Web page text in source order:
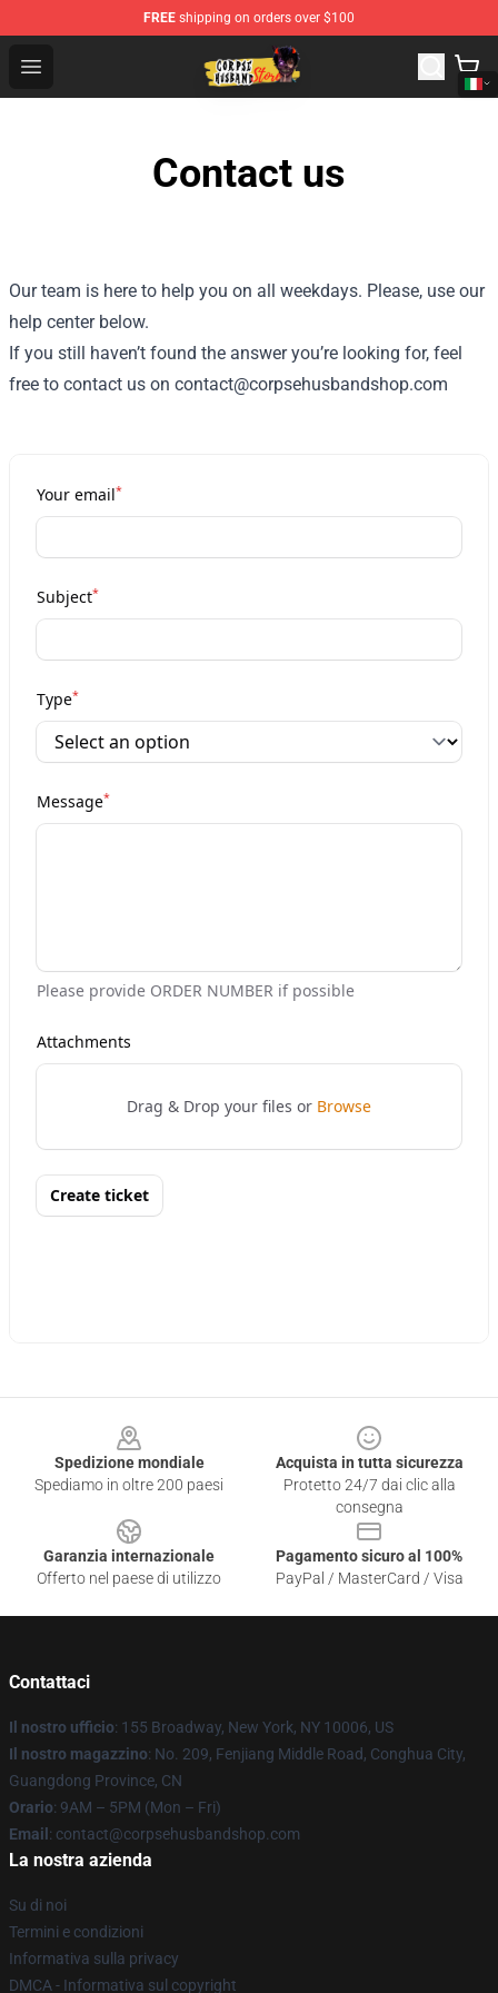
FREE shipping on orders over $100
Open menu
Corpse Husband Shop - Official Corpse Husband
Contact us
Our team is here to help you on all weekdays. Please, use our
help center below.
If you still haven’t found the answer you’re looking for, feel
free to contact us on contact@corpsehusbandshop.com
Spedizione mondiale
Spediamo in oltre 200 paesi
Acquista in tutta sicurezza
Protetto 24/7 dai clic alla
consegna
Garanzia internazionale
Offerto nel paese di utilizzo
Pagamento sicuro al 100%
PayPal / MasterCard / Visa
Contattaci
Il nostro ufficio: 155 Broadway, New York, NY 10006, US
Il nostro magazzino: No. 209, Fenjiang Middle Road, Conghua City,
Guangdong Province, CN
Orario: 9AM – 5PM (Mon – Fri)
Email : contact@corpsehusbandshop.com
La nostra azienda
Su di noi
Termini e condizioni
Informativa sulla privacy
DMCA - Informativa sul copyright